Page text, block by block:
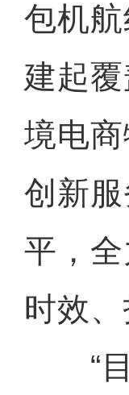
包机
建起
境电
创新
平，
时效、
“目